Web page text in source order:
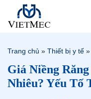
Trang chủ » Thiết bị y tế »
Giá Niềng
Nhiêu? Yếu Tố